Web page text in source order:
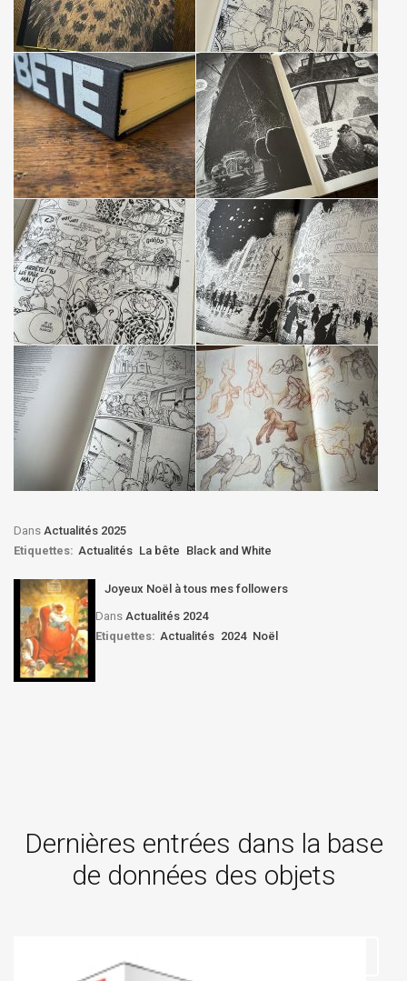
Dans Actualités 2025
Etiquettes: Actualités La bête Black and White
Joyeux Noël à tous mes followers
Dans Actualités 2024
Etiquettes: Actualités 2024 Noël
Dernières entrées dans la base
de données des objets